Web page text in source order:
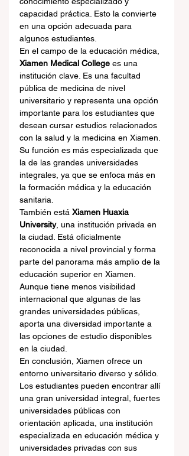
capacidad práctica. Esto la convierte
en una opción adecuada para
algunos estudiantes.
En el campo de la educación médica,
Xiamen Medical College es una
institución clave. Es una facultad
pública de medicina de nivel
universitario y representa una opción
importante para los estudiantes que
desean cursar estudios relacionados
con la salud y la medicina en Xiamen.
Su función es más especializada que
la de las grandes universidades
integrales, ya que se enfoca más en
la formación médica y la educación
sanitaria.
También está Xiamen Huaxia
University, una institución privada en
la ciudad. Está oficialmente
reconocida a nivel provincial y forma
parte del panorama más amplio de la
educación superior en Xiamen.
Aunque tiene menos visibilidad
internacional que algunas de las
grandes universidades públicas,
aporta una diversidad importante a
las opciones de estudio disponibles
en la ciudad.
En conclusión, Xiamen ofrece un
entorno universitario diverso y sólido.
Los estudiantes pueden encontrar allí
una gran universidad integral, fuertes
universidades públicas con
orientación aplicada, una institución
especializada en educación médica y
universidades privadas con sus